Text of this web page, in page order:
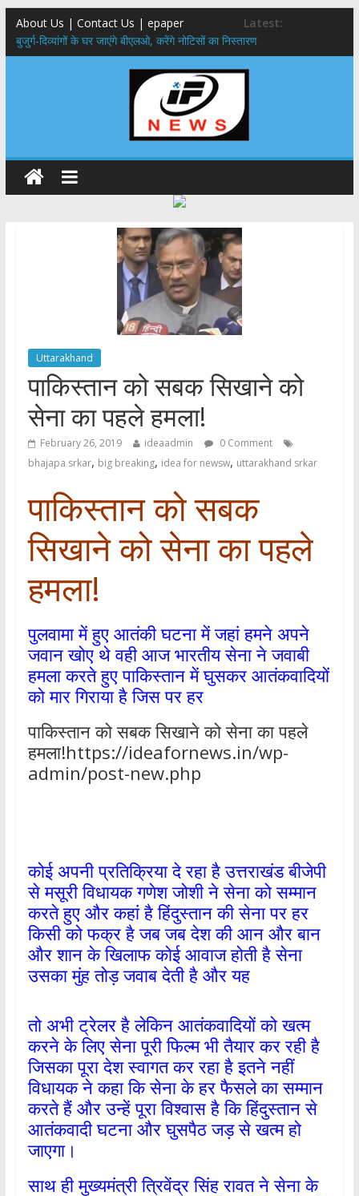
About Us | Contact Us | epaper
Latest:
बुजुर्ग-दिव्यांगों के घर जाएंगे बीएलओ, करेंगे नोटिसों का निस्तारण
24×7 अलर्ट मोड में रहें अधिकारी-मुख्य सचिव मानसून-एसईओसी से मुख्य सचिव ने
की विस्तृत समीक्षा कहा-बंद सड़कों को शीघ्र खोला जाए, लोगों को न हो दिक्कत
459 करोड़ से एचएनबी गढ़वाल विश्वविद्यालय में अनुसंधान संरचना होगी सुदृढ,उच्च
शिक्षा मंत्री धन सिंह रावत ने नवनियुक्त केन्द्रीय शिक्षा मंत्री से की मुलाकात
मुख्यमंत्री से महानिदेशक एनसीसी ने की शिष्टाचार भेंट,उत्तराखण्ड में एनसीसी के
विस्तार एवं आधुनिक आधारभूत संरचना के विकास पर हुई महत्वपूर्ण चर्चा
एमडीडीए बोर्ड बैठक, देहरादून और मसूरी के विकास के लिए 25 बड़े प्रस्तावों को मिली
हरी झंडी
Uttarakhand
पाकिस्तान को सबक सिखाने को
सेना का पहले हमला!
February 26, 2019 ideaadmin
0 Comment
bhajapa srkar, big breaking, idea for newsw, uttarakhand srkar
पाकिस्तान को सबक
सिखाने को सेना का पहले
हमला!
पुलवामा में हुए आतंकी घटना में जहां हमने अपने
जवान खोए थे वही आज भारतीय सेना ने जवाबी
हमला करते हुए पाकिस्तान में घुसकर आतंकवादियों
को मार गिराया है जिस पर हर
पाकिस्तान को सबक सिखाने को सेना का पहले
हमला!https://ideafornews.in/wp-
admin/post-new.php
कोई अपनी प्रतिक्रिया दे रहा है उत्तराखंड बीजेपी
से मसूरी विधायक गणेश जोशी ने सेना को सम्मान
करते हुए और कहां है हिंदुस्तान की सेना पर हर
किसी को फक्र है जब जब देश की आन और बान
और शान के खिलाफ कोई आवाज होती है सेना
उसका मुंह तोड़ जवाब देती है और यह
तो अभी ट्रेलर है लेकिन आतंकवादियों को खत्म
करने के लिए सेना पूरी फिल्म भी तैयार कर रही है
जिसका पूरा देश स्वागत कर रहा है इतने नहीं
विधायक ने कहा कि सेना के हर फैसले का सम्मान
करते हैं और उन्हें पूरा विश्वास है कि हिंदुस्तान से
आतंकवादी घटना और घुसपैठ जड़ से खत्म हो
जाएगा।
साथ ही मुख्यमंत्री त्रिवेंद्र सिंह रावत ने सेना के